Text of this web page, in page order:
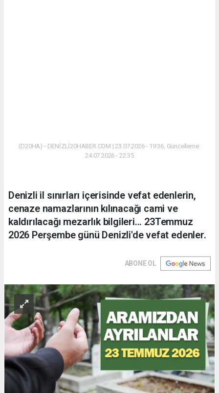
(D20HA) - DENİZLİ20HABER.COM | 23.07.2026 - 19:36, Güncelleme:
24.07.2026 - 22:35
Denizli il sınırları içerisinde vefat edenlerin,
cenaze namazlarının kılınacağı cami ve
kaldırılacağı mezarlık bilgileri... 23Temmuz
2026 Perşembe günü Denizli'de vefat edenler.
ABONE OL